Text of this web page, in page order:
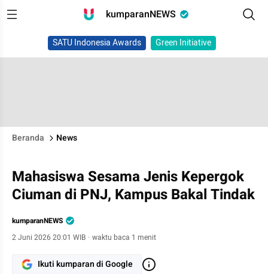
kumparanNEWS
SATU Indonesia Awards Green Initiative
Beranda News
Mahasiswa Sesama Jenis Kepergok
Ciuman di PNJ, Kampus Bakal Tindak
kumparanNEWS
2 Juni 2026 20:01 WIB · waktu baca 1 menit
Ikuti kumparan di Google